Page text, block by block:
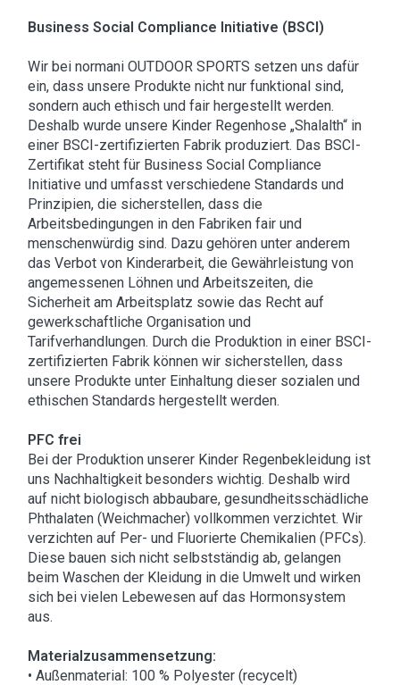
Business Social Compliance Initiative (BSCI)
Wir bei normani OUTDOOR SPORTS setzen uns dafür
ein, dass unsere Produkte nicht nur funktional sind,
sondern auch ethisch und fair hergestellt werden.
Deshalb wurde unsere Kinder Regenhose „Shalalth“ in
einer BSCI-zertifizierten Fabrik produziert. Das BSCI-
Zertifikat steht für Business Social Compliance
Initiative und umfasst verschiedene Standards und
Prinzipien, die sicherstellen, dass die
Arbeitsbedingungen in den Fabriken fair und
menschenwürdig sind. Dazu gehören unter anderem
das Verbot von Kinderarbeit, die Gewährleistung von
angemessenen Löhnen und Arbeitszeiten, die
Sicherheit am Arbeitsplatz sowie das Recht auf
gewerkschaftliche Organisation und
Tarifverhandlungen. Durch die Produktion in einer BSCI-
zertifizierten Fabrik können wir sicherstellen, dass
unsere Produkte unter Einhaltung dieser sozialen und
ethischen Standards hergestellt werden.
PFC frei
Bei der Produktion unserer Kinder Regenbekleidung ist
uns Nachhaltigkeit besonders wichtig. Deshalb wird
auf nicht biologisch abbaubare, gesundheitsschädliche
Phthalaten (Weichmacher) vollkommen verzichtet. Wir
verzichten auf Per- und Fluorierte Chemikalien (PFCs).
Diese bauen sich nicht selbstständig ab, gelangen
beim Waschen der Kleidung in die Umwelt und wirken
sich bei vielen Lebewesen auf das Hormonsystem
aus.
Materialzusammensetzung:
• Außenmaterial: 100 % Polyester (recycelt)